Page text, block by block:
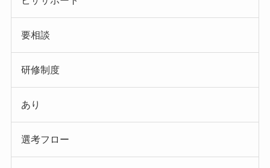
要相談
研修制度
あり
選考フロー